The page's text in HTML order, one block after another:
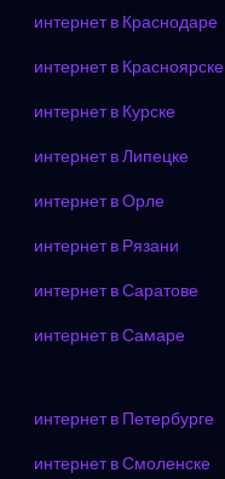
интернет в Краснодаре
интернет в Красноярске
интернет в Курске
интернет в Липецке
интернет в Орле
интернет в Рязани
интернет в Саратове
интернет в Самаре
интернет в Петербурге
интернет в Смоленске